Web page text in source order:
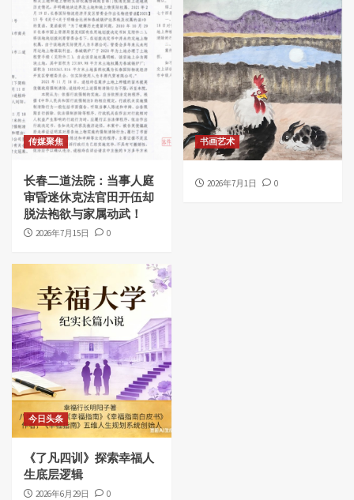
传媒聚焦
长春二道法院：当事人庭
审昏迷休克法官田开伍却
脱法袍欲与家属动武！
2026年7月15日 0
书画艺术
2026年7月1日 0
今日头条
《了凡四训》探索幸福人
生底层逻辑
2026年6月29日 0